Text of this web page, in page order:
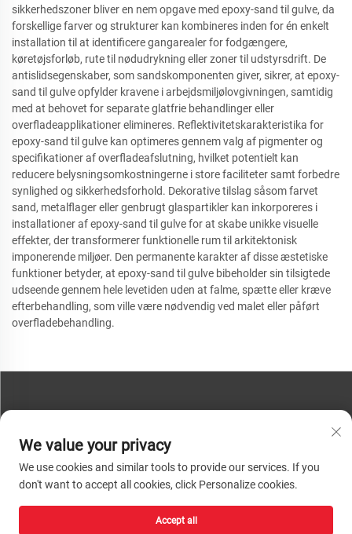
sikkerhedszoner bliver en nem opgave med epoxy-sand til gulve, da
forskellige farver og strukturer kan kombineres inden for én enkelt
installation til at identificere gangarealer for fodgængere,
køretøjsforløb, rute til nødudrykning eller zoner til udstyrsdrift. De
antislidsegenskaber, som sandskomponenten giver, sikrer, at epoxy-
sand til gulve opfylder kravene i arbejdsmiljølovgivningen, samtidig
med at behovet for separate glatfrie behandlinger eller
overfladeapplikationer elimineres. Reflektivitetskarakteristika for
epoxy-sand til gulve kan optimeres gennem valg af pigmenter og
specifikationer af overfladeafslutning, hvilket potentielt kan
reducere belysningsomkostningerne i store faciliteter samt forbedre
synlighed og sikkerhedsforhold. Dekorative tilslag såsom farvet
sand, metalflager eller genbrugt glaspartikler kan inkorporeres i
installationer af epoxy-sand til gulve for at skabe unikke visuelle
effekter, der transformerer funktionelle rum til arkitektonisk
imponerende miljøer. Den permanente karakter af disse æstetiske
funktioner betyder, at epoxy-sand til gulve bibeholder sin tilsigtede
udseende gennem hele levetiden uden at falme, spætte eller kræve
efterbehandling, som ville være nødvendig ved malet eller påført
overfladebehandling.
Telefon:+86-13793890209
Tel: +86-13793890209
We value your privacy
We use cookies and similar tools to provide our services. If you
don't want to accept all cookies, click Personalize cookies.
Accept all